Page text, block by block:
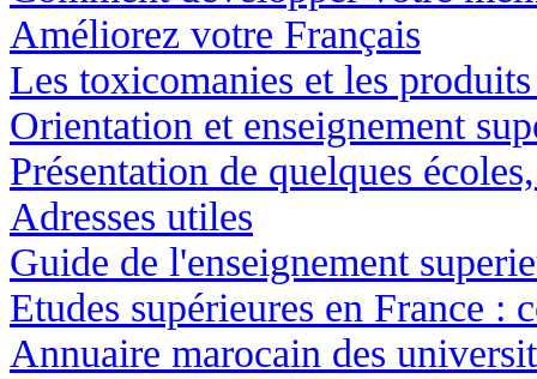
Améliorez votre Français
Les toxicomanies et les
Orientation et enseignement
Présentation de quelques
Adresses utiles
Guide de l'enseignement
Etudes supérieures en France :
Annuaire marocain des